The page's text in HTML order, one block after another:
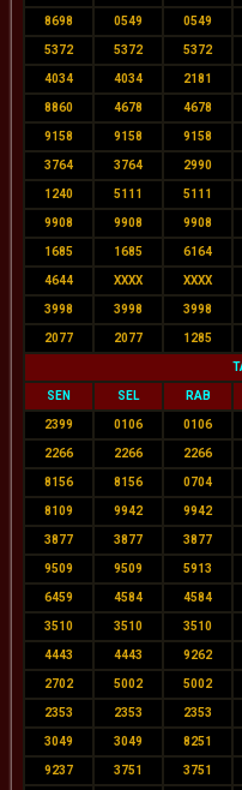
8698 0549 0549
5372 5372 5372
4034 4034 2181
8860 4678 4678
9158 9158 9158
3764 3764 2990
1240 5111 5111
9908 9908 9908
1685 1685 6164
4644 XXXX XXXX
3998 3998 3998
2077 2077 1285
SEN SEL RAB
2399 0106 0106
2266 2266 2266
8156 8156 0704
8109 9942 9942
3877 3877 3877
9509 9509 5913
6459 4584 4584
3510 3510 3510
4443 4443 9262
2702 5002 5002
2353 2353 2353
3049 3049 8251
9237 3751 3751